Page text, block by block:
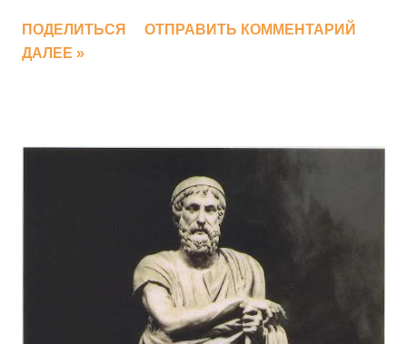
ними роди­ла ему Гея кикло­пов — Арга , Сте­ро­па и Брон­та
3, каж­дый из кото­рых имел на лбу один глаз. Но Уран свя­
Гипе­ри­о­на , Крия и Иапе­та , и после всех Кро­на 5, а так­же
доче­рей, про­зван­ных тита­нида­ми, Тефию , Рею , Феми­ду ,
Мне­мо­си­ну , Фебу , Дио­ну, Тейю . (4) Гея , него­дуя по пово­
ду гибе­ли детей, сбро­шен­ных в Тар­тар , убеди­ла тита­нов
вос­стать про­тив отца и дала кри­вой сталь­ной меч Кро­ну .
ПОДЕЛИТЬСЯ
ОТПРАВИТЬ КОММЕНТАРИЙ
ДАЛЕЕ »